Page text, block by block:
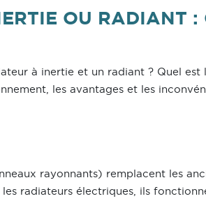
OU RADIANT :
à inertie et un radiant ? Quel
les avantages et les
rayonnants) remplacent les
les radiateurs électriques, ils